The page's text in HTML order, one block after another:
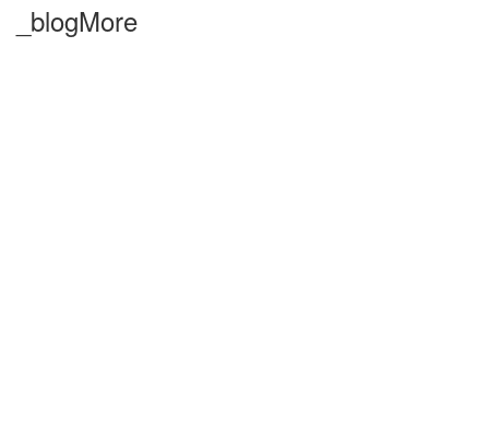
_blogMore